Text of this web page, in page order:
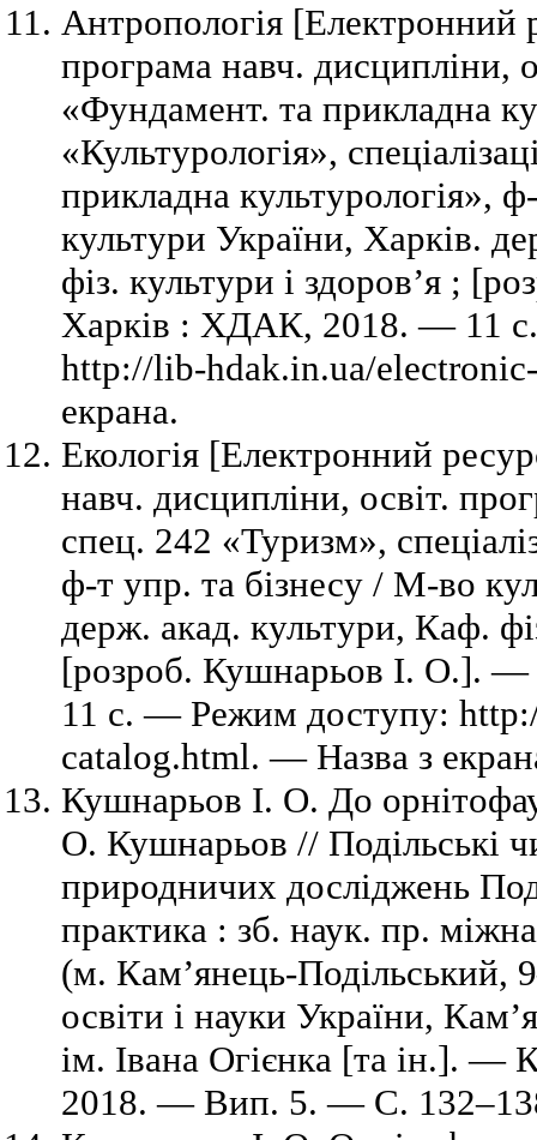
Антропологія [Електронний
програма навч. дисципліни,
«Фундамент. та прикладна
«Культурологія»,
прикладна культурологія»,
культури України, Харків.
фіз. культури і здоров’я ;
Харків : ХДАК, 2018. — 11
http://lib-hdak.in.ua/
екрана.
Екологія [Електронний
навч. дисципліни, освіт.
спец. 242 «Туризм»,
ф-т упр. та бізнесу / М-во
держ. акад. культури, Каф.
[розроб. Кушнарьов І. О.].
11 с. — Режим доступу:
catalog.html. — Назва з
Кушнарьов І. О. До
О. Кушнарьов // Подільські
природничих досліджень
практика : зб. наук. пр.
(м. Кам’янець-Подільський,
освіти і науки України,
ім. Івана Огієнка [та ін.]. —
2018. — Вип. 5. — C.